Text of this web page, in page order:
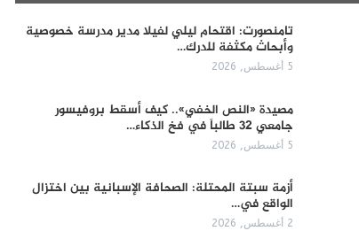
تامنصورت: اقتحام ليلي لفيلا مدير مدرسة خصوصية
وأبحاث مكثفة للدرك…
5 أغسطس, 2026
مصيدة «النص الخفي».. كيف أسقط بروفيسور
جامعي 32 طالباً في فخ الذكاء…
5 أغسطس, 2026
أزمة سبتة المحتلة: الصحافة الإسبانية بين اختزال
الواقع في…
2 أغسطس, 2026